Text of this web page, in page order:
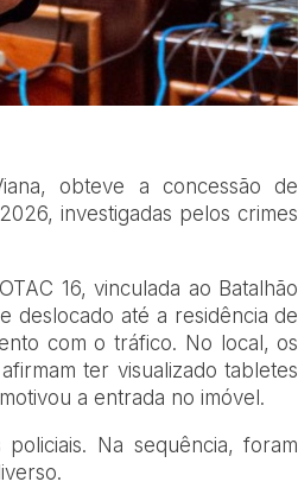
obteve a concessão de
investigadas pelos crimes
16, vinculada ao Batalhão
deslocado até a residência de
com o tráfico. No local, os
ter visualizado tabletes
a entrada no imóvel.
Na sequência, foram